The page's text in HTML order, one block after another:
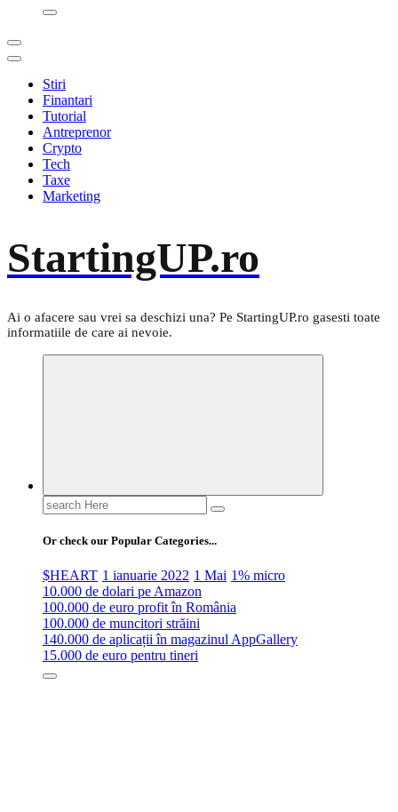
Stiri
Finantari
Tutorial
Antreprenor
Crypto
Tech
Taxe
Marketing
StartingUP.ro
Ai o afacere sau vrei sa deschizi una? Pe StartingUP.ro gasesti toate
informatiile de care ai nevoie.
Search
for:
Or check our Popular Categories...
$HEART 1 ianuarie 2022 1 Mai 1% micro
10.000 de dolari pe Amazon
100.000 de euro profit în România
100.000 de muncitori străini
140.000 de aplicații în magazinul AppGallery
15.000 de euro pentru tineri